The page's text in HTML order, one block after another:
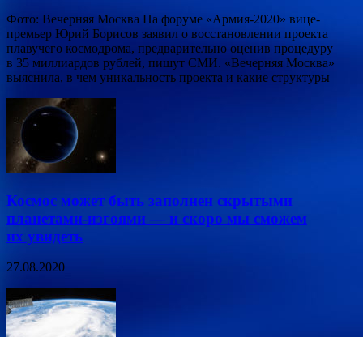
Фото: Вечерняя Москва На форуме «Армия-2020» вице-
премьер Юрий Борисов заявил о восстановлении проекта
плавучего космодрома, предварительно оценив процедуру
в 35 миллиардов рублей, пишут СМИ. «Вечерняя Москва»
выяснила, в чем уникальность проекта и какие структуры
Космос может быть заполнен скрытыми
планетами-изгоями — и скоро мы сможем
их увидеть
27.08.2020